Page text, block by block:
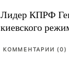
Лидер КПРФ
киевского
КОММЕНТАРИИ (0)